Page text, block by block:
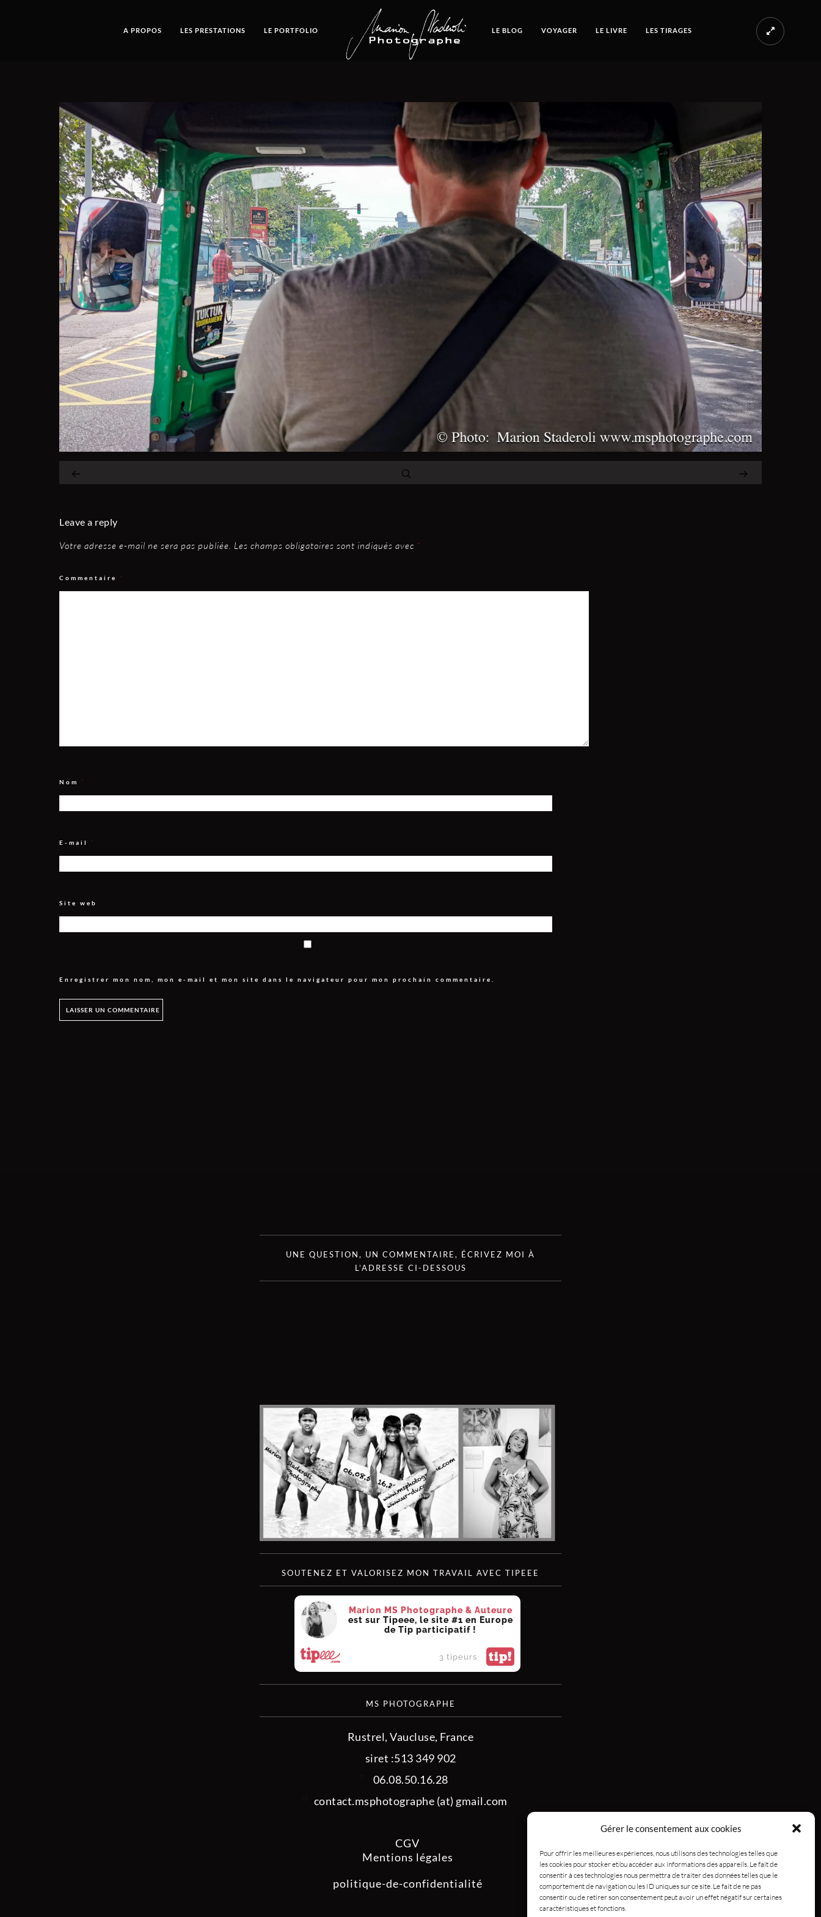
Gérer le consentement aux cookies
Pour offrir les meilleures expériences, nous utilisons des technologies telles que
les cookies pour stocker et/ou accéder aux informations des appareils. Le fait de
consentir à ces technologies nous permettra de traiter des données telles que le
comportement de navigation ou les ID uniques sur ce site. Le fait de ne pas
consentir ou de retirer son consentement peut avoir un effet négatif sur certaines
caractéristiques et fonctions.
A PROPOS LES PRESTATIONS LE PORTFOLIO LE BLOG VOYAGER LE LIVRE LES TIRAGES
Leave a reply
Votre adresse e-mail ne sera pas publiée. Les champs obligatoires sont indiqués avec *
Commentaire *
Nom *
E-mail *
Site web
Enregistrer mon nom, mon e-mail et mon site dans le navigateur pour mon prochain commentaire.
UNE QUESTION, UN COMMENTAIRE, ÉCRIVEZ MOI À
L’ADRESSE CI-DESSOUS
SOUTENEZ ET VALORISEZ MON TRAVAIL AVEC TIPEEE
Marion MS Photographe & Auteure
est sur Tipeee, le site #1 en Europe
de Tip participatif !
3 tipeurs tip!
MS PHOTOGRAPHE
Rustrel, Vaucluse, France
siret :513 349 902
06.08.50.16.28
contact.msphotographe (at) gmail.com
CGV
Mentions légales
politique-de-confidentialité